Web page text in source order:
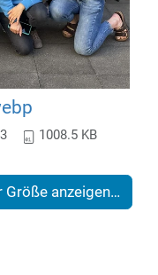
1008.5 KB
Größe anzeigen…